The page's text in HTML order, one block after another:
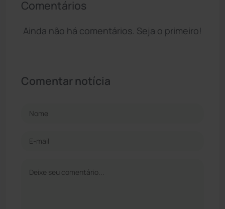
Comentários
Ainda não há comentários. Seja o primeiro!
Comentar notícia